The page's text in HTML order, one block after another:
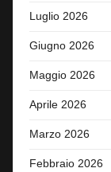
Luglio 2026
Giugno 2026
Maggio 2026
Aprile 2026
Marzo 2026
Febbraio 2026